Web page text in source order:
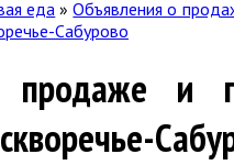
еда »Объявления о
Сабурово
и